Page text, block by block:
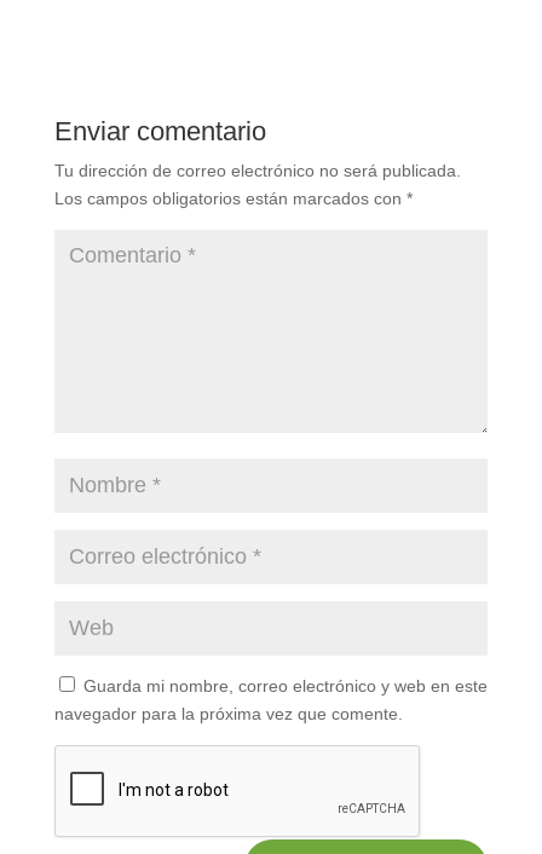
Enviar comentario
Tu dirección de correo electrónico no será publicada.
Los campos obligatorios están marcados con *
Guarda mi nombre, correo electrónico y web en este
navegador para la próxima vez que comente.